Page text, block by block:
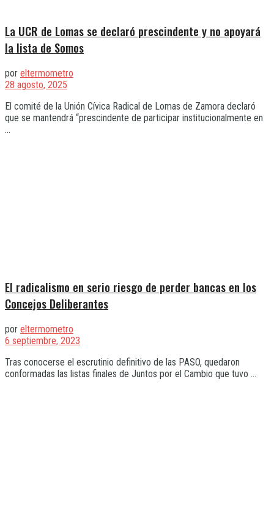
La UCR de Lomas se declaró prescindente y no apoyará
la lista de Somos
por eltermometro
28 agosto, 2025
El comité de la Unión Cívica Radical de Lomas de Zamora declaró
que se mantendrá “prescindente de participar institucionalmente en
...
El radicalismo en serio riesgo de perder bancas en los
Concejos Deliberantes
por eltermometro
6 septiembre, 2023
Tras conocerse el escrutinio definitivo de las PASO, quedaron
conformadas las listas finales de Juntos por el Cambio que tuvo ...